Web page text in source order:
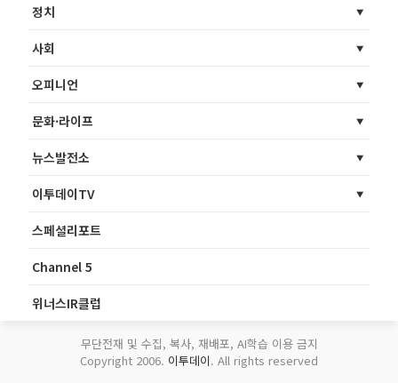
정치
사회
오피니언
문화·라이프
뉴스발전소
이투데이TV
스페셜리포트
Channel 5
위너스IR클럽
무단전재 및 수집, 복사, 재배포, AI학습 이용 금지
Copyright 2006. 이투데이. All rights reserved